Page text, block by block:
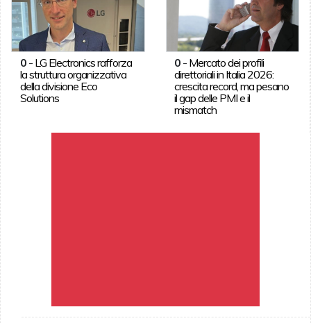
0- LG Electronics rafforza
la struttura organizzativa
della divisione Eco
Solutions
0 - Mercato dei profili
direttoriali in Italia 2026:
crescita record, ma pesano
il gap delle PMI e il
mismatch